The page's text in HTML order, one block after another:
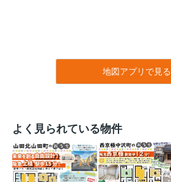
地図アプリで見る
よく見られている物件